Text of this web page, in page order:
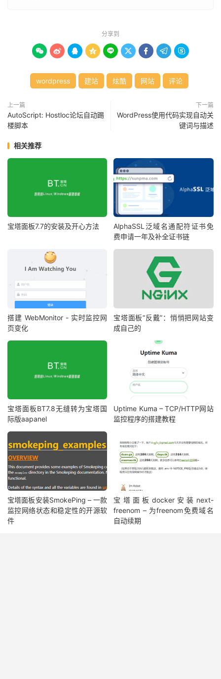
分享到
        
wordpress 建站 炫酷 网站 评论
上一篇
AutoScript: Hostloc论坛自动踢
楼脚本
下一篇
WordPress使用代码实现自动关
键词与描述
相关推荐
宝塔面板7.7的安装及开心方法
AlphaSSL泛域名通配符证书免
费申请一年及补全证书链
搭建 WebMonitor - 实时监控网
页变化
宝塔面板“反戴”：悄悄把网站变
成自己的
宝塔面板BT7.8无缝转为宝塔国
际版aapanel
Uptime Kuma – TCP/HTTP网站
监控程序的搭建教程
宝塔面板安装SmokePing – 一款
监控网络状态和稳定性的开源软
件
宝塔面板docker安装next-
freenom – 为freenom免费域名
自动续期